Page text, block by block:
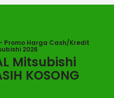
Promo Harga Cash/Kredit
2026
Mitsubishi
KOSONG